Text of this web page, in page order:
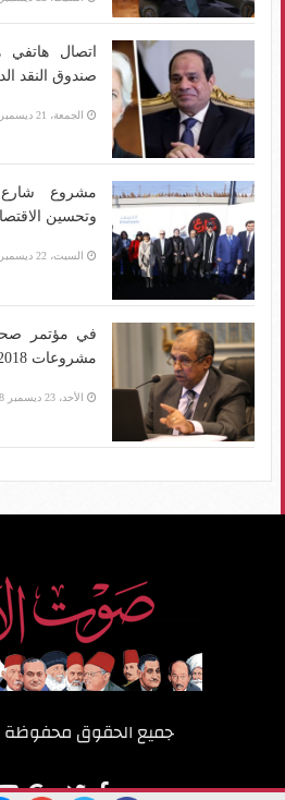
اتصال
صندوق النقد
الجمعة، 21 ديسمبر 2018 10:19 م
وتحسين
السبت، 22 ديسمبر 2018 01:00 م
في مؤتمر
مشروعات 2018 التنموية
الأحد، 23 ديسمبر 2018 06:00 م
جميع الحقوق محفوظة